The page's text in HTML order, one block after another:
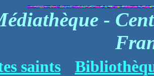
-
saints